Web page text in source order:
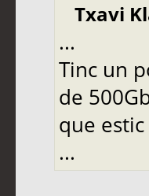
Txavi
...
Tinc un
de
que
...